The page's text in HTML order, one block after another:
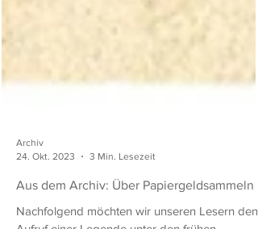
24. Okt. 2023
3 Min. Lesezeit
Aus dem Archiv: Über Papiergeldsammeln